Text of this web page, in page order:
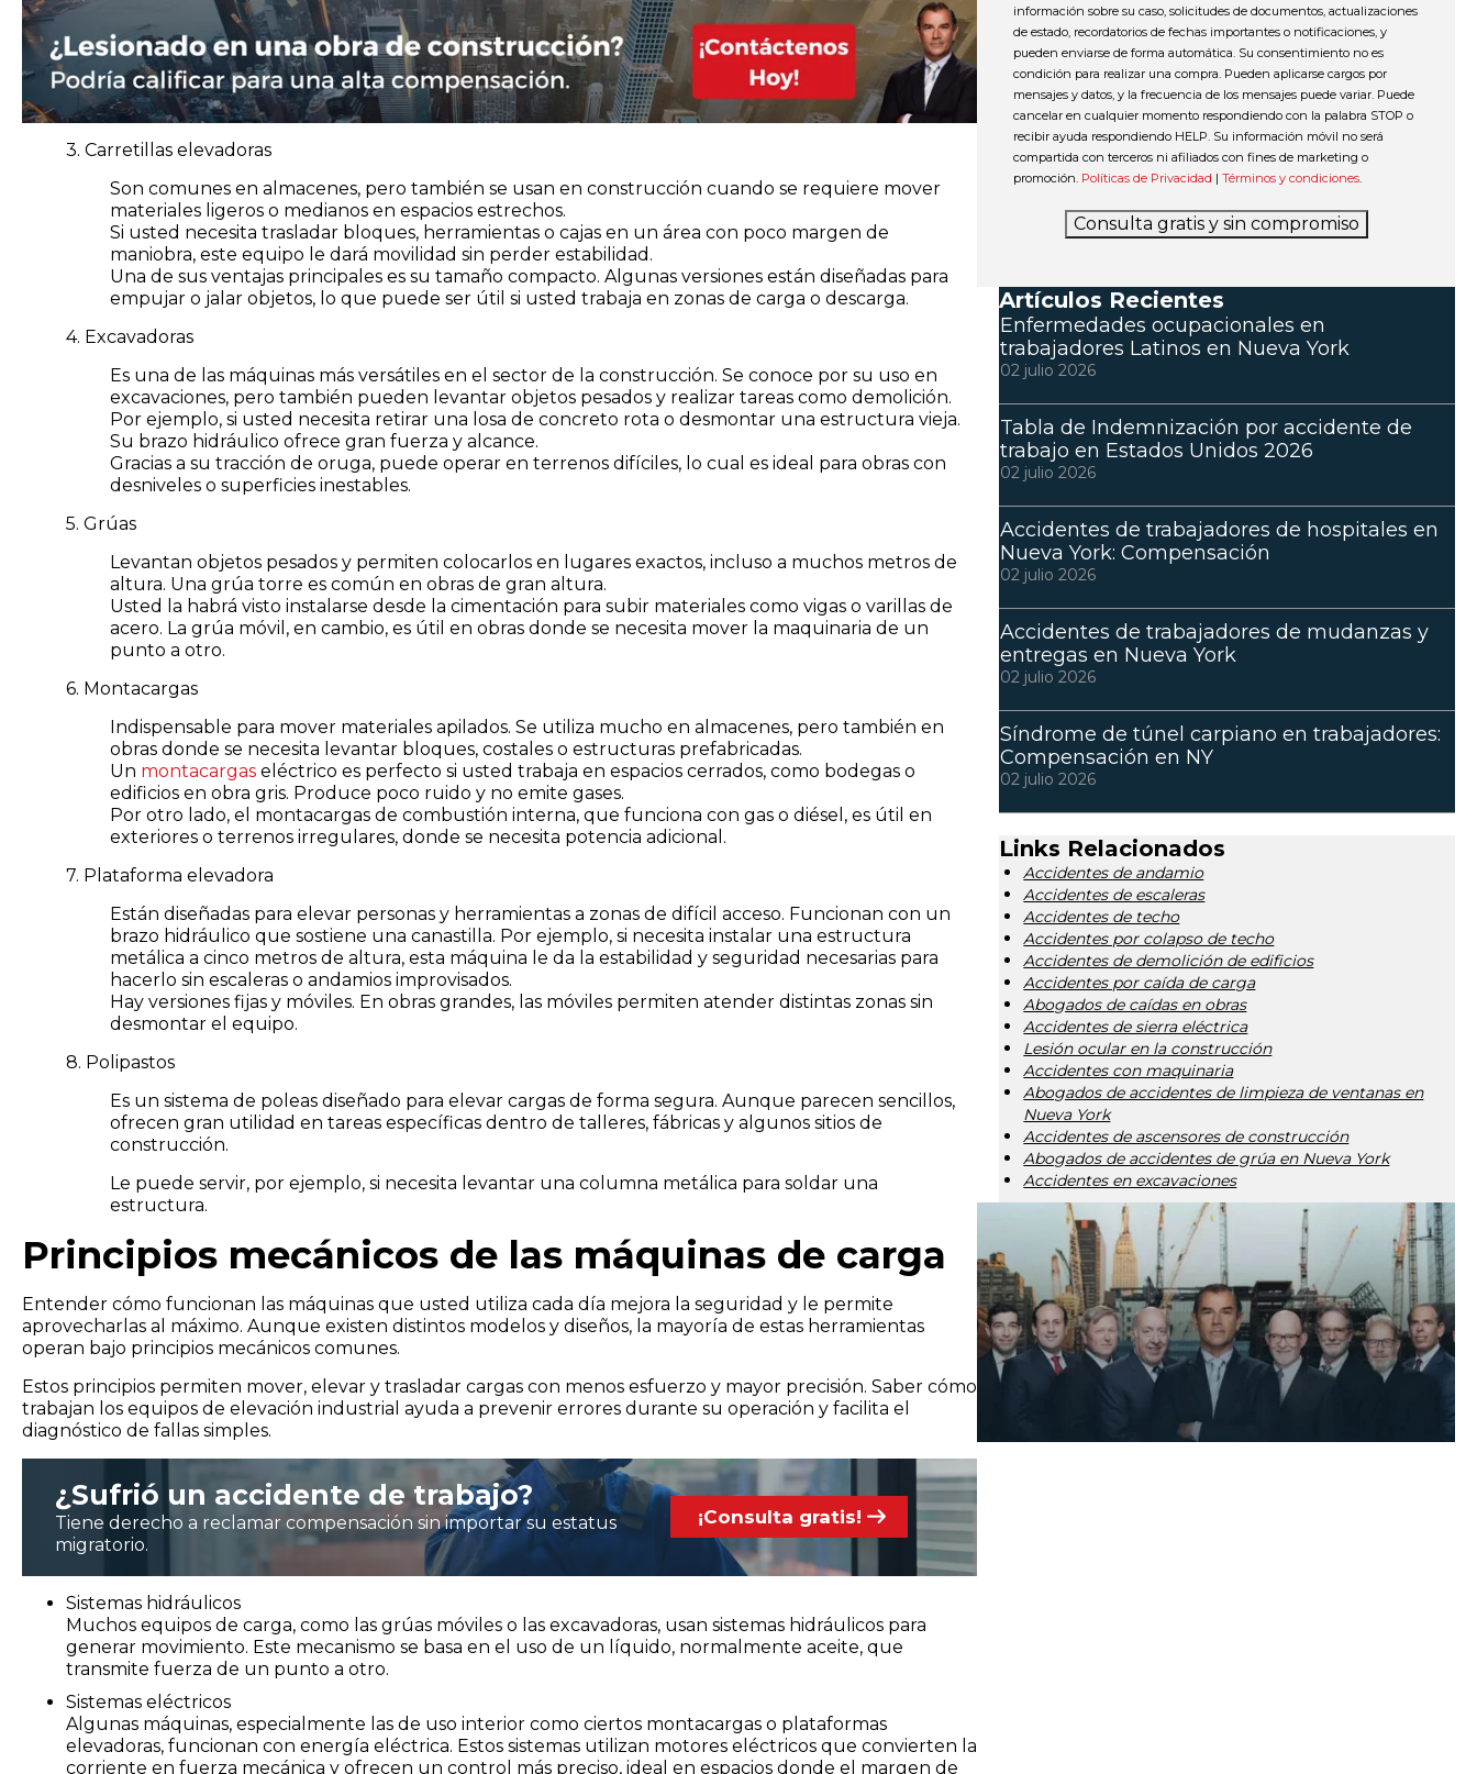
3. Carretillas elevadoras
Son comunes en almacenes, pero también se usan en construcción cuando se requiere mover
materiales ligeros o medianos en espacios estrechos.
Si usted necesita trasladar bloques, herramientas o cajas en un área con poco margen de
maniobra, este equipo le dará movilidad sin perder estabilidad.
Una de sus ventajas principales es su tamaño compacto. Algunas versiones están diseñadas para
empujar o jalar objetos, lo que puede ser útil si usted trabaja en zonas de carga o descarga.
4. Excavadoras
Es una de las máquinas más versátiles en el sector de la construcción. Se conoce por su uso en
excavaciones, pero también pueden levantar objetos pesados y realizar tareas como demolición.
Por ejemplo, si usted necesita retirar una losa de concreto rota o desmontar una estructura vieja.
Su brazo hidráulico ofrece gran fuerza y alcance.
Gracias a su tracción de oruga, puede operar en terrenos difíciles, lo cual es ideal para obras con
desniveles o superficies inestables.
5. Grúas
Levantan objetos pesados y permiten colocarlos en lugares exactos, incluso a muchos metros de
altura. Una grúa torre es común en obras de gran altura.
Usted la habrá visto instalarse desde la cimentación para subir materiales como vigas o varillas de
acero. La grúa móvil, en cambio, es útil en obras donde se necesita mover la maquinaria de un
punto a otro.
6. Montacargas
Indispensable para mover materiales apilados. Se utiliza mucho en almacenes, pero también en
obras donde se necesita levantar bloques, costales o estructuras prefabricadas.
Un montacargas eléctrico es perfecto si usted trabaja en espacios cerrados, como bodegas o
edificios en obra gris. Produce poco ruido y no emite gases.
Por otro lado, el montacargas de combustión interna, que funciona con gas o diésel, es útil en
exteriores o terrenos irregulares, donde se necesita potencia adicional.
7. Plataforma elevadora
Están diseñadas para elevar personas y herramientas a zonas de difícil acceso. Funcionan con un
brazo hidráulico que sostiene una canastilla. Por ejemplo, si necesita instalar una estructura
metálica a cinco metros de altura, esta máquina le da la estabilidad y seguridad necesarias para
hacerlo sin escaleras o andamios improvisados.
Hay versiones fijas y móviles. En obras grandes, las móviles permiten atender distintas zonas sin
desmontar el equipo.
8. Polipastos
Es un sistema de poleas diseñado para elevar cargas de forma segura. Aunque parecen sencillos,
ofrecen gran utilidad en tareas específicas dentro de talleres, fábricas y algunos sitios de
construcción.
Le puede servir, por ejemplo, si necesita levantar una columna metálica para soldar una
estructura.
Principios mecánicos de las máquinas de carga
Entender cómo funcionan las máquinas que usted utiliza cada día mejora la seguridad y le permite
aprovecharlas al máximo. Aunque existen distintos modelos y diseños, la mayoría de estas herramientas
operan bajo principios mecánicos comunes.
Estos principios permiten mover, elevar y trasladar cargas con menos esfuerzo y mayor precisión. Saber cómo
trabajan los equipos de elevación industrial ayuda a prevenir errores durante su operación y facilita el
diagnóstico de fallas simples.
¿Sufrió un accidente de trabajo?
Tiene derecho a reclamar compensación sin importar su estatus
migratorio.
¡Consulta gratis!
Sistemas hidráulicos
Muchos equipos de carga, como las grúas móviles o las excavadoras, usan sistemas hidráulicos para
generar movimiento. Este mecanismo se basa en el uso de un líquido, normalmente aceite, que
transmite fuerza de un punto a otro.
Sistemas eléctricos
Algunas máquinas, especialmente las de uso interior como ciertos montacargas o plataformas
elevadoras, funcionan con energía eléctrica. Estos sistemas utilizan motores eléctricos que convierten la
corriente en fuerza mecánica y ofrecen un control más preciso, ideal en espacios donde el margen de
información sobre su caso, solicitudes de documentos, actualizaciones
de estado, recordatorios de fechas importantes o notificaciones, y
pueden enviarse de forma automática. Su consentimiento no es
condición para realizar una compra. Pueden aplicarse cargos por
mensajes y datos, y la frecuencia de los mensajes puede variar. Puede
cancelar en cualquier momento respondiendo con la palabra STOP o
recibir ayuda respondiendo HELP. Su información móvil no será
compartida con terceros ni afiliados con fines de marketing o
promoción. Políticas de Privacidad |Términos y condiciones.
Consulta gratis y sin compromiso
Artículos Recientes
Enfermedades ocupacionales en
trabajadores Latinos en Nueva York
02 julio 2026
Tabla de Indemnización por accidente de
trabajo en Estados Unidos 2026
02 julio 2026
Accidentes de trabajadores de hospitales en
Nueva York: Compensación
02 julio 2026
Accidentes de trabajadores de mudanzas y
entregas en Nueva York
02 julio 2026
Síndrome de túnel carpiano en trabajadores:
Compensación en NY
02 julio 2026
Links Relacionados
Accidentes de andamio
Accidentes de escaleras
Accidentes de techo
Accidentes por colapso de techo
Accidentes de demolición de edificios
Accidentes por caída de carga
Abogados de caídas en obras
Accidentes de sierra eléctrica
Lesión ocular en la construcción
Accidentes con maquinaria
Abogados de accidentes de limpieza de ventanas en
Nueva York
Accidentes de ascensores de construcción
Abogados de accidentes de grúa en Nueva York
Accidentes en excavaciones